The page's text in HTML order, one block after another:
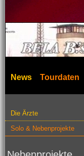
News Tourdaten
Die Ärzte
Solo & Nebenprojekte